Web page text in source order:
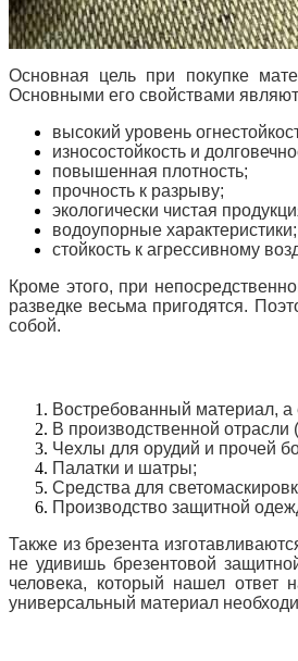
Основная цель при покупке
Основными его свойствами
высокий уровень
износостойкость и
повышенная плотность;
прочность к разрыву;
экологически чистая
водоупорные характеристики;
стойкость к агрессивному
Кроме этого, при
разведке весьма пригодятся.
собой.
Востребованный материал, а
В производственной отрасли
Чехлы для орудий и прочей
Палатки и шатры;
Средства для
Производство защитной
Также из брезента
не удивишь брезентовой
человека, который нашел ответ
универсальный материал